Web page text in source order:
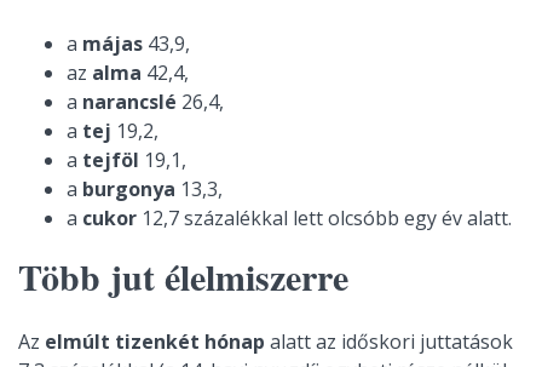
a májas 43,9,
az alma 42,4,
a narancslé 26,4,
a tej 19,2,
a tejföl 19,1,
a burgonya 13,3,
a cukor 12,7 százalékkal lett olcsóbb egy év alatt.
Több jut élelmiszerre
Az elmúlt tizenkét hónap alatt az időskori juttatások